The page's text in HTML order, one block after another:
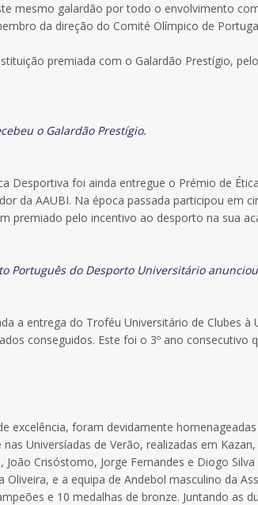
mesmo galardão por todo o envolvimento
da direção do Comité Olímpico de
premiada com o Galardão Prestígio,
o Galardão Prestígio.
Desportiva foi ainda entregue o Prémio de
da AAUBI. Na época passada participou em
premiado pelo incentivo ao desporto na sua
Português do Desporto Universitário
a entrega do Troféu Universitário de Clubes
conseguidos. Este foi o 3º ano consecutivo
excelência, foram devidamente
Universíadas de Verão, realizadas em
Crisóstomo, Jorge Fernandes e Diogo
Oliveira, e a equipa de Andebol masculino da
e 10 medalhas de bronze. Juntando as